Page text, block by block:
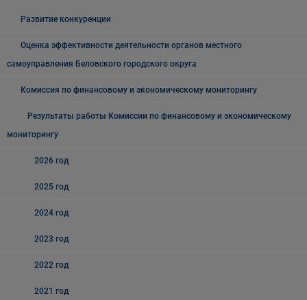
Развитие конкуренции
Оценка эффективности деятельности органов местного
самоуправления Беловского городского округа
Комиссия по финансовому и экономическому мониторингу
Результаты работы Комиссии по финансовому и экономическому
мониторингу
2026 год
2025 год
2024 год
2023 год
2022 год
2021 год